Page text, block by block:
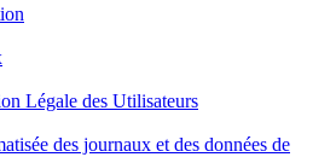
Légale des Utilisateurs
des journaux et des données de